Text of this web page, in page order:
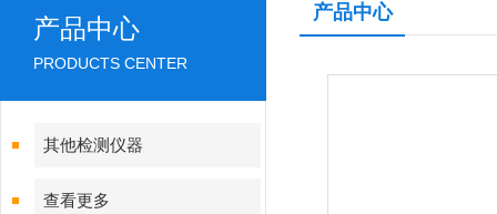
产品中心
PRODUCTS CENTER
其他检测仪器
查看更多
产品中心